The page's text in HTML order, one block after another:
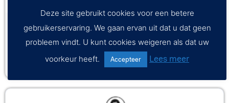
5 Blokken
Feedback op je les c dmbo
Leerdoelen: Je weet hoe je op een veilige manier feedback
kunt verzamelen Je kunt met je klas criteria opstellen voor een
Deze site gebruikt cookies voor een betere
gebruikerservaring. We gaan ervan uit dat u dat geen
probleem vindt. U kunt cookies weigeren als dat uw
voorkeur heeft.
Accepteer Lees meer